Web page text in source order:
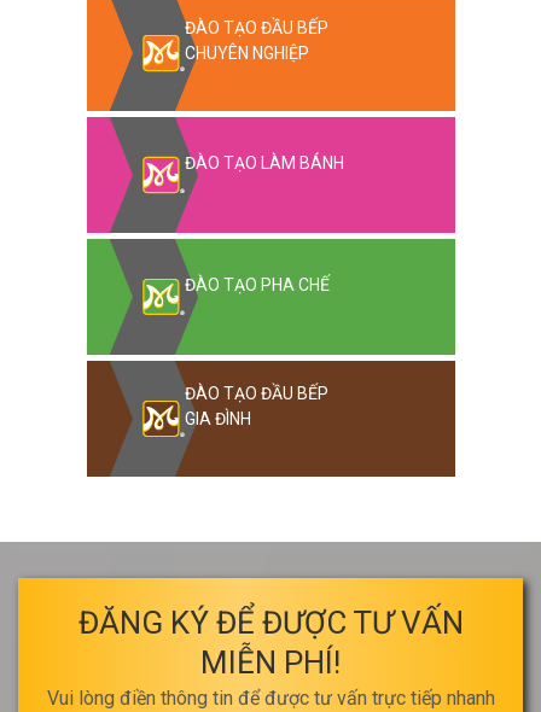
ĐÀO TẠO ĐẦU BẾP
CHUYÊN NGHIỆP
ĐÀO TẠO LÀM BÁNH
ĐÀO TẠO PHA CHẾ
ĐÀO TẠO ĐẦU BẾP
GIA ĐÌNH
ĐĂNG KÝ ĐỂ ĐƯỢC TƯ VẤN
MIỄN PHÍ!
Vui lòng điền thông tin để được tư vấn trực tiếp nhanh